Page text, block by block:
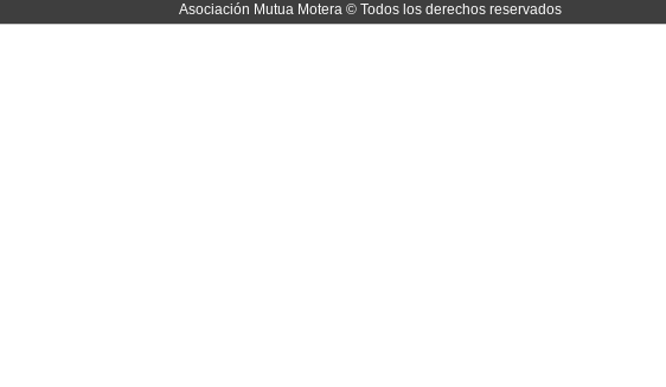
Asociación Mutua Motera © Todos los derechos reservados